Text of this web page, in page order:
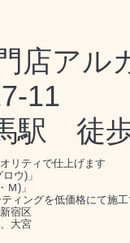
店アル
11
駅 徒
リティで仕上げます
ウ)」
)」
ィングを低価格にて施工
宿区
大宮